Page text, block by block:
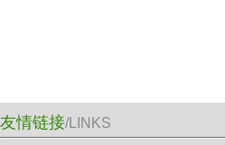
友情链接/LINKS